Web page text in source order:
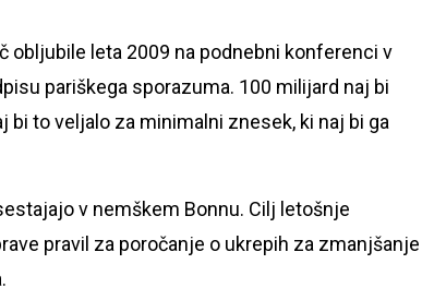
obljubile leta 2009 na podnebni konferenci v
pariškega sporazuma. 100 milijard naj bi
to veljalo za minimalni znesek, ki naj bi ga
v nemškem Bonnu. Cilj letošnje
pravil za poročanje o ukrepih za zmanjšanje